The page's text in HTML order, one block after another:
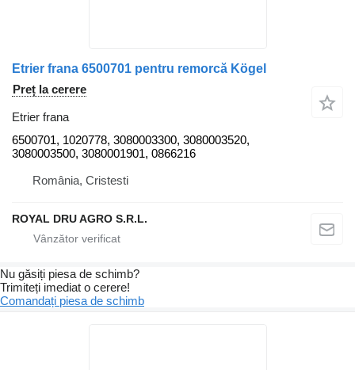
Etrier frana 6500701 pentru remorcă Kögel
Preț la cerere
Etrier frana
6500701, 1020778, 3080003300, 3080003520,
3080003500, 3080001901, 0866216
România, Cristesti
ROYAL DRU AGRO S.R.L.
Nu găsiți piesa de schimb?
Trimiteți imediat o cerere!
Comandați piesa de schimb